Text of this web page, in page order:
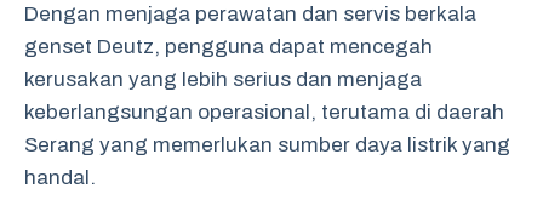
Dengan menjaga perawatan dan servis berkala
genset Deutz, pengguna dapat mencegah
kerusakan yang lebih serius dan menjaga
keberlangsungan operasional, terutama di daerah
Serang yang memerlukan sumber daya listrik yang
handal.